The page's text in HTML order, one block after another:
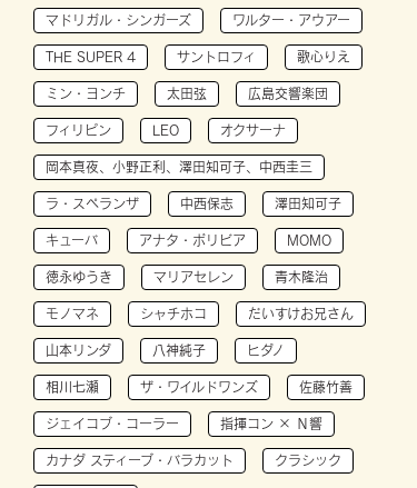
マドリガル・シンガーズ ワルター・アウアー
THE SUPER 4 サントロフィ 歌心りえ
ミン・ヨンチ 太田弦 広島交響楽団
フィリピン LEO オクサーナ
岡本真夜、小野正利、澤田知可子、中西圭三
ラ・スペランザ 中西保志 澤田知可子
キューバ アナタ・ボリビア MOMO
徳永ゆうき マリアセレン 青木隆治
モノマネ シャチホコ だいすけお兄さん
山本リンダ 八神純子 ヒダノ
相川七瀬 ザ・ワイルドワンズ 佐藤竹善
ジェイコブ・コーラー 指揮コン × Ｎ響
カナダ スティーブ・バラカット クラシック